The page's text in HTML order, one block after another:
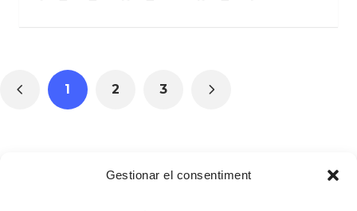
Gestionar el consentiment
1 2 3